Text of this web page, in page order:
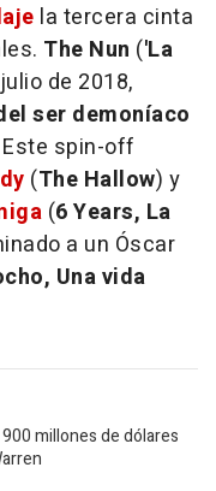
la tercera cinta
The Nun ('La
de 2018,
ser demoníaco
spin-off
(The Hallow) y
(6 Years, La
a un Óscar
Una vida
millones de dólares